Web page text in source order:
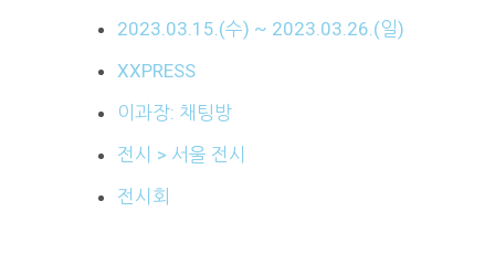
2023.03.15.(수) ~ 2023.03.26.(일)
XXPRESS
이과장: 채팅방
전시 > 서울 전시
전시회